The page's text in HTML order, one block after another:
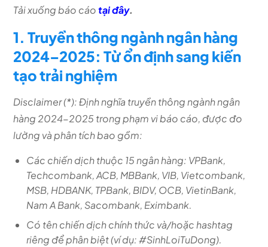
Tải xuống báo cáotại đây.
1. Truyền thông ngành ngân hàng
2024–2025: Từ ổn định sang kiến
tạo trải nghiệm
Disclaimer (*): Định nghĩa truyền thông ngành ngân
hàng 2024-2025 trong phạm vi báo cáo, được đo
lường và phân tích bao gồm:
Các chiến dịch thuộc 15 ngân hàng: VPBank,
Techcombank, ACB, MBBank, VIB, Vietcombank,
MSB, HDBANK, TPBank, BIDV, OCB, VietinBank,
Nam A Bank, Sacombank, Eximbank.
Có tên chiến dịch chính thức và/hoặc hashtag
riêng để phân biệt (ví dụ: #SinhLoiTuDong).